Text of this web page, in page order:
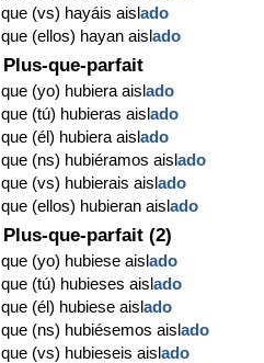
que (vs) hayáis aislado
que (ellos) hayan aislado
Plus-que-parfait
que (yo) hubiera aislado
que (tú) hubieras aislado
que (él) hubiera aislado
que (ns) hubiéramos aislado
que (vs) hubierais aislado
que (ellos) hubieran aislado
Plus-que-parfait (2)
que (yo) hubiese aislado
que (tú) hubieses aislado
que (él) hubiese aislado
que (ns) hubiésemos aislado
que (vs) hubieseis aislado